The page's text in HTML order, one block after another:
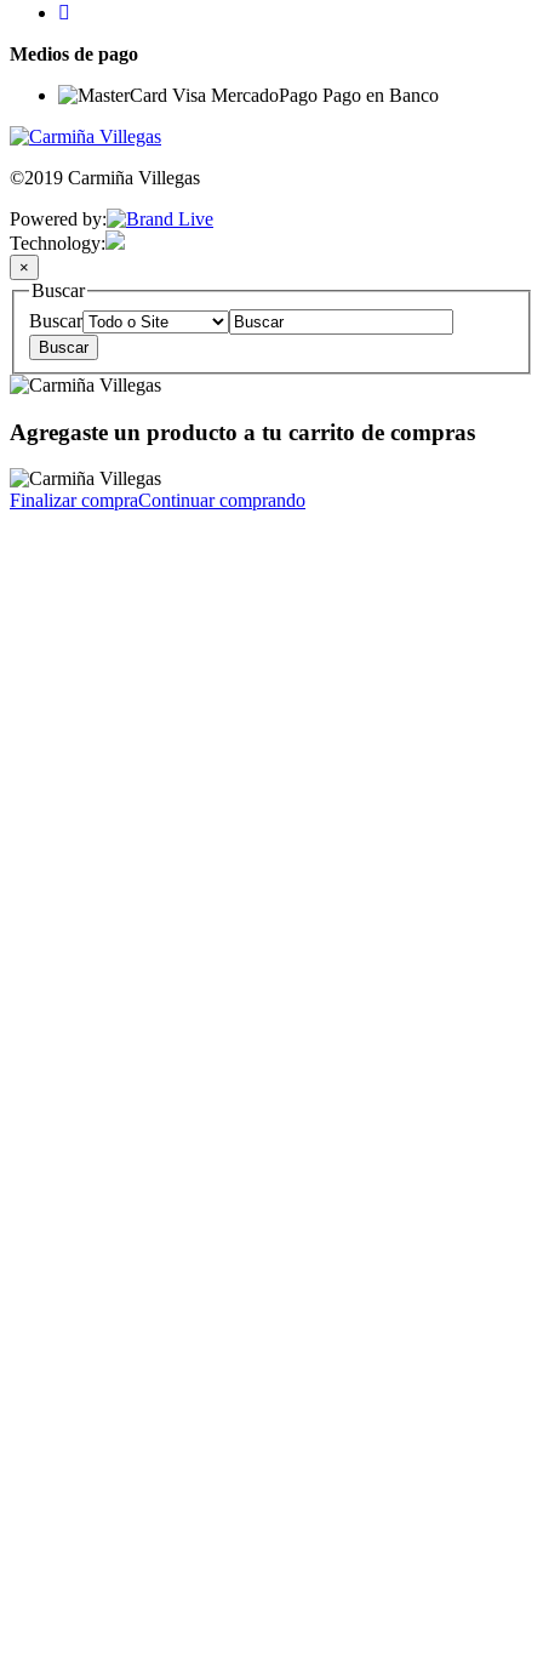
Medios de pago
©2019 Carmiña Villegas
Powered by:
Technology:
×
Buscar
Buscar
Agregaste un producto a tu carrito de compras
Finalizar compraContinuar comprando